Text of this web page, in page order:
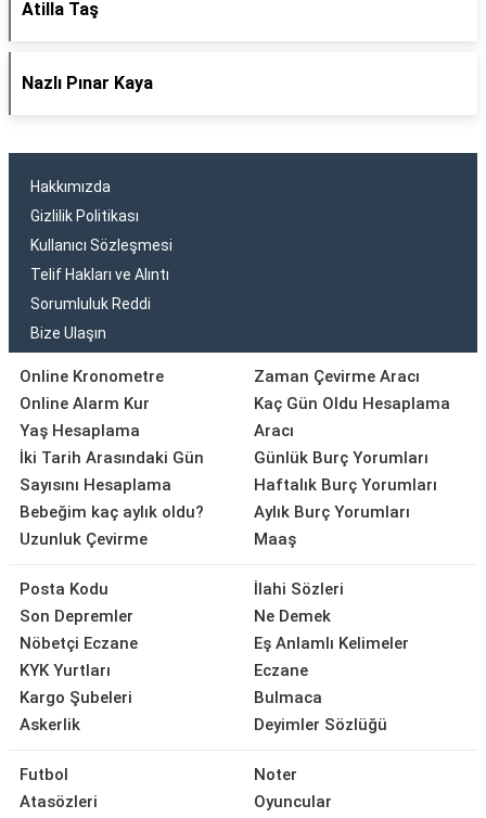
Atilla Taş
Nazlı Pınar Kaya
Hakkımızda
Gizlilik Politikası
Kullanıcı Sözleşmesi
Telif Hakları ve Alıntı
Sorumluluk Reddi
Bize Ulaşın
Online Kronometre
Online Alarm Kur
Yaş Hesaplama
İki Tarih Arasındaki Gün
Sayısını Hesaplama
Bebeğim kaç aylık oldu?
Uzunluk Çevirme
Zaman Çevirme Aracı
Kaç Gün Oldu Hesaplama
Aracı
Günlük Burç Yorumları
Haftalık Burç Yorumları
Aylık Burç Yorumları
Maaş
Posta Kodu
Son Depremler
Nöbetçi Eczane
KYK Yurtları
Kargo Şubeleri
Askerlik
İlahi Sözleri
Ne Demek
Eş Anlamlı Kelimeler
Eczane
Bulmaca
Deyimler Sözlüğü
Futbol
Atasözleri
Noter
Oyuncular